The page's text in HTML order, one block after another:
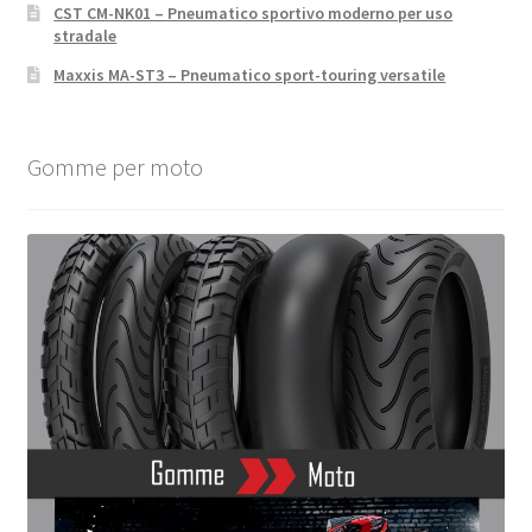
CST CM-NK01 – Pneumatico sportivo moderno per uso
stradale
Maxxis MA-ST3 – Pneumatico sport-touring versatile
Gomme per moto